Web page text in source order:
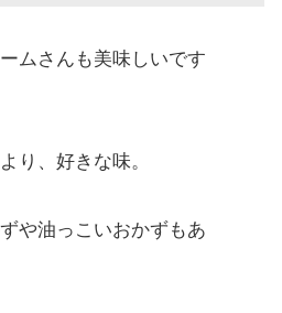
ムさんも美味しいです
り、好きな味。
や油っこいおかずもあ